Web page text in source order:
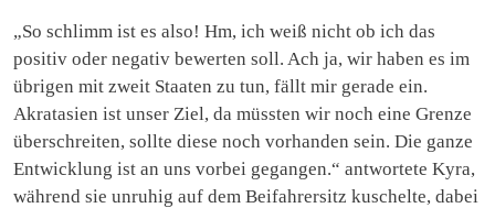
„So schlimm ist es also! Hm, ich weiß nicht ob ich das
positiv oder negativ bewerten soll. Ach ja, wir haben es im
übrigen mit zweit Staaten zu tun, fällt mir gerade ein.
Akratasien ist unser Ziel, da müssten wir noch eine Grenze
überschreiten, sollte diese noch vorhanden sein. Die ganze
Entwicklung ist an uns vorbei gegangen.“ antwortete Kyra,
während sie unruhig auf dem Beifahrersitz kuschelte, dabei